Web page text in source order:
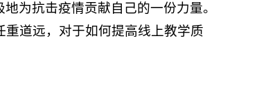
为抗击疫情贡献自己的一份力量。
道远，对于如何提高线上教学质